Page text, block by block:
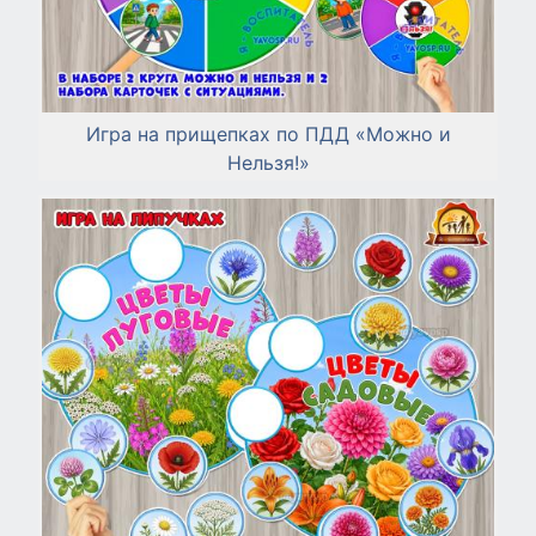
Игра на прищепках по ПДД «Можно и
Нельзя!»